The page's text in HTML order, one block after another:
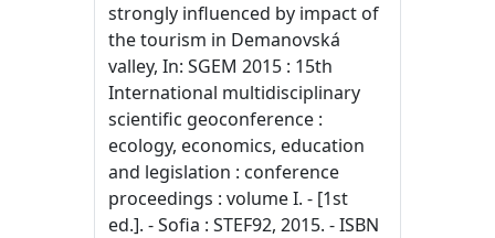
strongly influenced by impact of
the tourism in Demanovská
valley, In: SGEM 2015 : 15th
International multidisciplinary
scientific geoconference :
ecology, economics, education
and legislation : conference
proceedings : volume I. - [1st
ed.]. - Sofia : STEF92, 2015. - ISBN